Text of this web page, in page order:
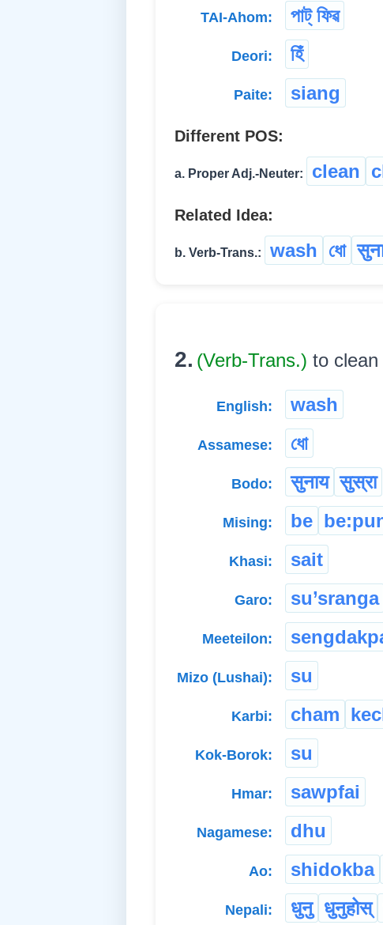
TAI-Ahom: পাট্ ফিৱ
Deori: হিঁ
Paite: siang
Different POS:
a. Proper Adj.-Neuter: clean
Related Idea:
b. Verb-Trans.: wash ধো
2. (Verb-Trans.) to
English: wash
Assamese: ধো
Bodo: सुनाय सुस्रा
Mising: be
Khasi: sait
Garo: su’sranga
Meeteilon:
Mizo (Lushai): su
Karbi: cham
Kok-Borok: su
Hmar: sawpfai
Nagamese: dhu
Ao: shidokba
Nepali: धुनु धुनुहोस्